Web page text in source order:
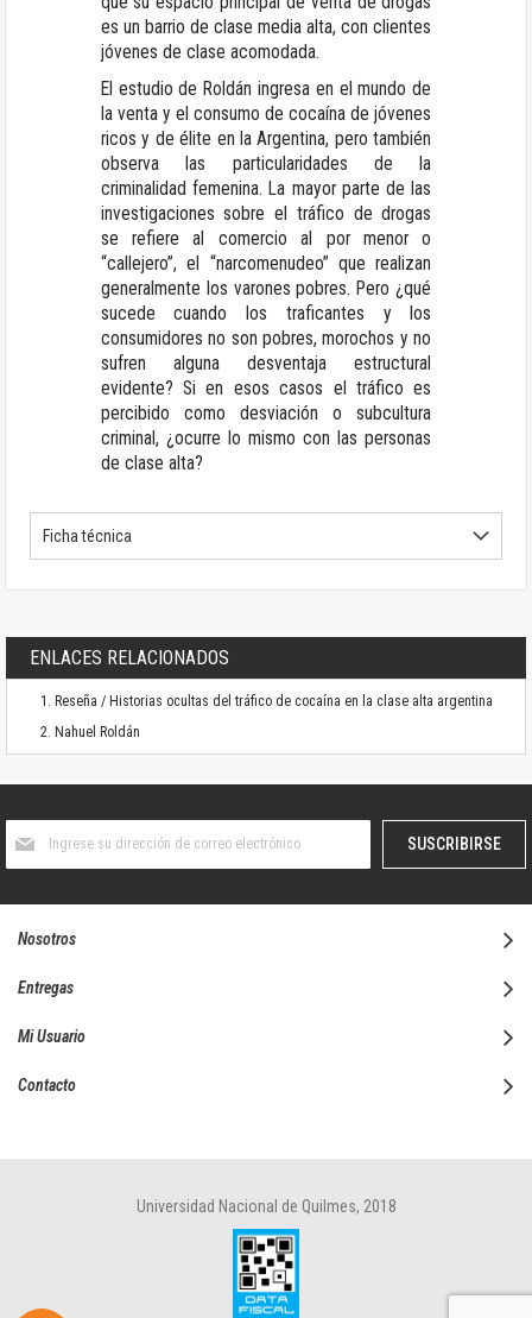
es un barrio de clase media alta, con clientes
jóvenes de clase acomodada.
El estudio de Roldán ingresa en el mundo de
la venta y el consumo de cocaína de jóvenes
ricos y de élite en la Argentina, pero también
observa las particularidades de la
criminalidad femenina. La mayor parte de las
investigaciones sobre el tráfico de drogas
se refiere al comercio al por menor o
“callejero”, el “narcomenudeo” que realizan
generalmente los varones pobres. Pero ¿qué
sucede cuando los traficantes y los
consumidores no son pobres, morochos y no
sufren alguna desventaja estructural
evidente? Si en esos casos el tráfico es
percibido como desviación o subcultura
criminal, ¿ocurre lo mismo con las personas
de clase alta?
Ficha técnica
ENLACES RELACIONADOS
Reseña / Historias ocultas del tráfico de cocaína en la clase alta argentina
Nahuel Roldán
boletín
SUSCRIBIRSE
Nosotros
Entregas
Mi Usuario
Contacto
Universidad Nacional de Quilmes, 2018